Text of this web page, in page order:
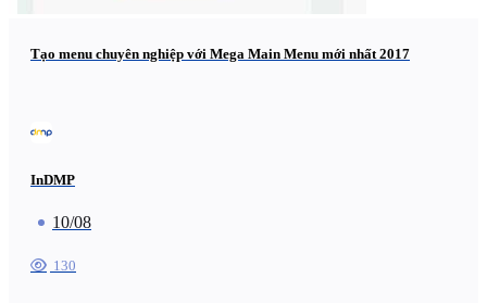
Tạo menu chuyên nghiệp với Mega Main Menu mới nhất 2017
InDMP
10/08
130